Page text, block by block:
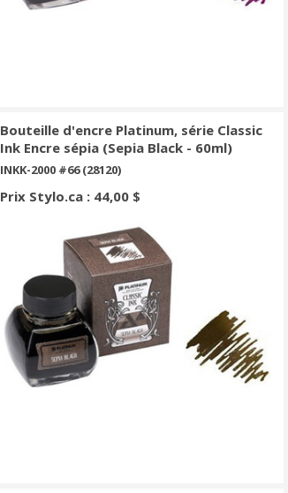
Bouteille d'encre Platinum, série Classic
Ink Encre sépia (Sepia Black - 60ml)
INKK-2000 #66 (28120)
Prix Stylo.ca : 44,00 $